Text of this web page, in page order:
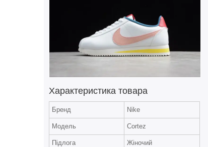
Характеристика товара
Бренд Nike
Модель Cortez
Підлога Жіночий